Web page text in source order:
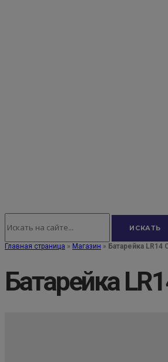
Главная страница » Магазин » Батарейка LR14
Батарейка